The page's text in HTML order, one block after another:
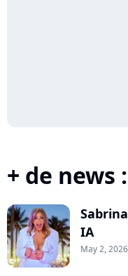
+ de news :
IA
May 2, 2026